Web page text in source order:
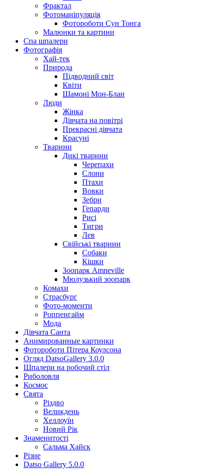
Фрактал
Фотоманіпуляція
Фотороботи Сун Тонга
Малюнки та картини
Спа шпалери
Фотографія
Хай-тек
Природа
Підводний світ
Квіти
Шамоні Мон-Блан
Люди
Жінка
Дівчата на повітрі
Прекрасні дівчата
Красуні
Тварини
Дикі тварини
Черепахи
Слони
Птахи
Вовки
Зебри
Гепарди
Рисі
Тигри
Лев
Свійські тварини
Собаки
Кішки
Зоопарк Amneville
Мюлузький зоопарк
Комахи
Страсбург
Фото-моменти
Роппенгайм
Мода
Дівчата Санта
Aнимированные картинки
Фотороботи Пітера Коулсона
Огляд DatsoGallery 3.0.0
Шпалери на робочий стіл
Риболовля
Космос
Свята
Різдво
Великдень
Хеллоуїн
Новий Рік
Знаменитості
Сальма Хайєк
Різне
Datso Gallery 5.0.0